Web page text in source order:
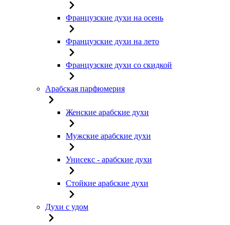
Французские духи на осень
Французские духи на лето
Французские духи со скидкой
Арабская парфюмерия
Женские арабские духи
Мужские арабские духи
Унисекс - арабские духи
Стойкие арабские духи
Духи с удом